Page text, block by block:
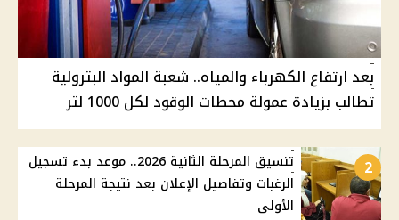
بعد ارتفاع الكهرباء والمياه.. شعبة المواد البترولية
تطالب بزيادة عمولة محطات الوقود لكل 1000 لتر
2
تنسيق المرحلة الثانية 2026.. موعد بدء تسجيل
الرغبات وتفاصيل الإعلان بعد نتيجة المرحلة
الأولى